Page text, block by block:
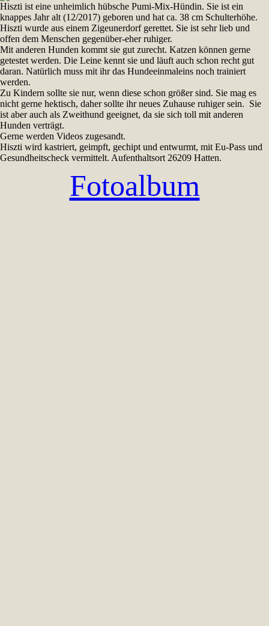
Hiszti ist eine unheimlich hübsche Pumi-Mix-Hündin. Sie ist ein
knappes Jahr alt (12/2017) geboren und hat ca. 38 cm Schulterhöhe.
Hiszti wurde aus einem Zigeunerdorf gerettet. Sie ist sehr lieb und
offen dem Menschen gegenüber-eher ruhiger.
Mit anderen Hunden kommt sie gut zurecht. Katzen können gerne
getestet werden. Die Leine kennt sie und läuft auch schon recht gut
daran. Natürlich muss mit ihr das Hundeeinmaleins noch trainiert
werden.
Zu Kindern sollte sie nur, wenn diese schon größer sind. Sie mag es
nicht gerne hektisch, daher sollte ihr neues Zuhause ruhiger sein. Sie
ist aber auch als Zweithund geeignet, da sie sich toll mit anderen
Hunden verträgt.
Gerne werden Videos zugesandt.
Hiszti wird kastriert, geimpft, gechipt und entwurmt, mit Eu-Pass und
Gesundheitscheck vermittelt. Aufenthaltsort 26209 Hatten.
Fotoalbum